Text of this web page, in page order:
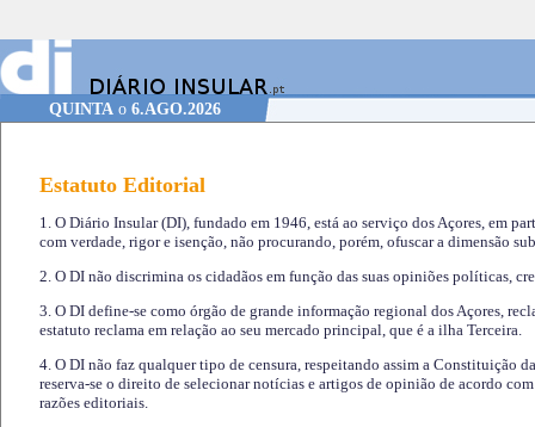
QUINTAo 6.AGO.2026
Estatuto Editorial
1. O Diário Insular (DI), fundado em 1946, está ao serviço dos Açores, em
com verdade, rigor e isenção, não procurando, porém, ofuscar a dimensão
2. O DI não discrimina os cidadãos em função das suas opiniões políticas,
3. O DI define-se como órgão de grande informação regional dos Açores,
estatuto reclama em relação ao seu mercado principal, que é a ilha Terceira.
4. O DI não faz qualquer tipo de censura, respeitando assim a Constituição
reserva-se o direito de selecionar notícias e artigos de opinião de acordo
razões editoriais.